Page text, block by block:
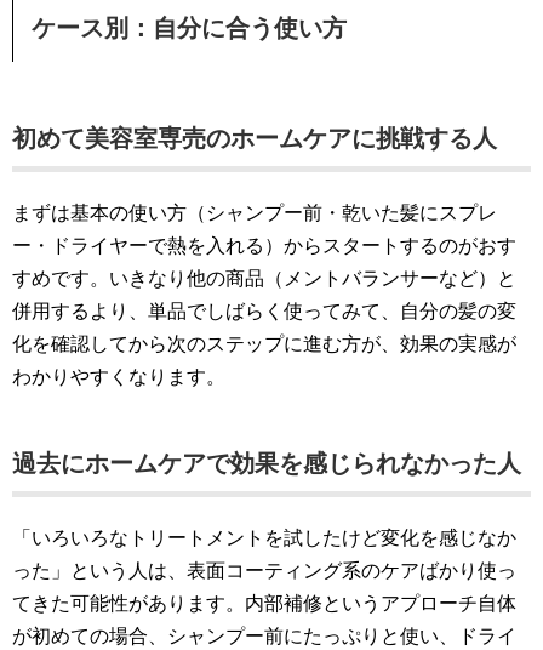
ケース別：自分に合う使い方
初めて美容室専売のホームケアに挑戦する人
まずは基本の使い方（シャンプー前・乾いた髪にスプレ
ー・ドライヤーで熱を入れる）からスタートするのがおす
すめです。いきなり他の商品（メントバランサーなど）と
併用するより、単品でしばらく使ってみて、自分の髪の変
化を確認してから次のステップに進む方が、効果の実感が
わかりやすくなります。
過去にホームケアで効果を感じられなかった人
「いろいろなトリートメントを試したけど変化を感じなか
った」という人は、表面コーティング系のケアばかり使っ
てきた可能性があります。内部補修というアプローチ自体
が初めての場合、シャンプー前にたっぷりと使い、ドライ